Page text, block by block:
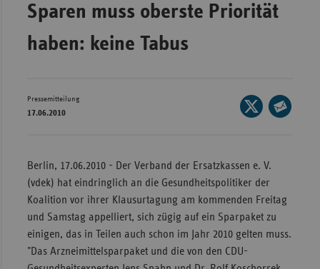
Berlin/
Sparen muss oberste Priorität
haben: keine Tabus
Pressemitteilung
17.06.2010
Seite
auf
Berlin, 17.06.2010 - Der Verband der Ersatzkassen e. V.
(vdek) hat eindringlich an die Gesundheitspolitiker der
Koalition vor ihrer Klausurtagung am kommenden Freitag
und Samstag appelliert, sich zügig auf ein Sparpaket zu
einigen, das in Teilen auch schon im Jahr 2010 gelten muss.
"Das Arzneimittelsparpaket und die von den CDU-